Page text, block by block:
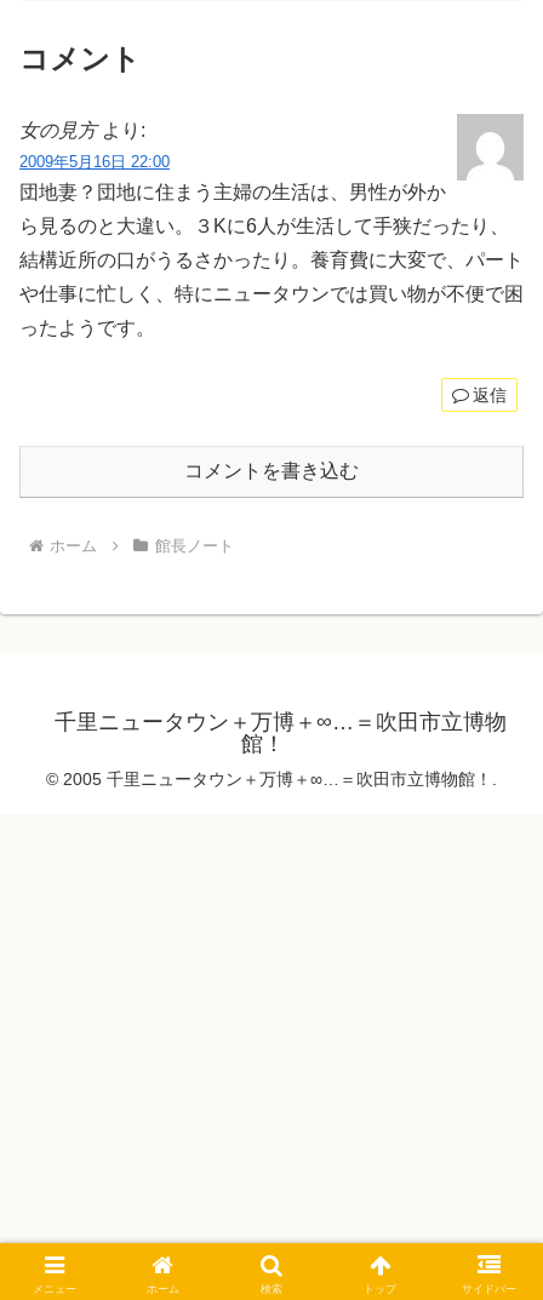
コメント
女の見方 より:
2009年5月16日 22:00
団地妻？団地に住まう主婦の生活は、男性が外か
ら見るのと大違い。３Kに6人が生活して手狭だったり、
結構近所の口がうるさかったり。養育費に大変で、パート
や仕事に忙しく、特にニュータウンでは買い物が不便で困
ったようです。
返信
コメントを書き込む
ホーム 館長ノート
千里ニュータウン＋万博＋∞…＝吹田市立博物
館！
© 2005 千里ニュータウン＋万博＋∞…＝吹田市立博物館！.
メニュー ホーム 検索 トップ サイドバー